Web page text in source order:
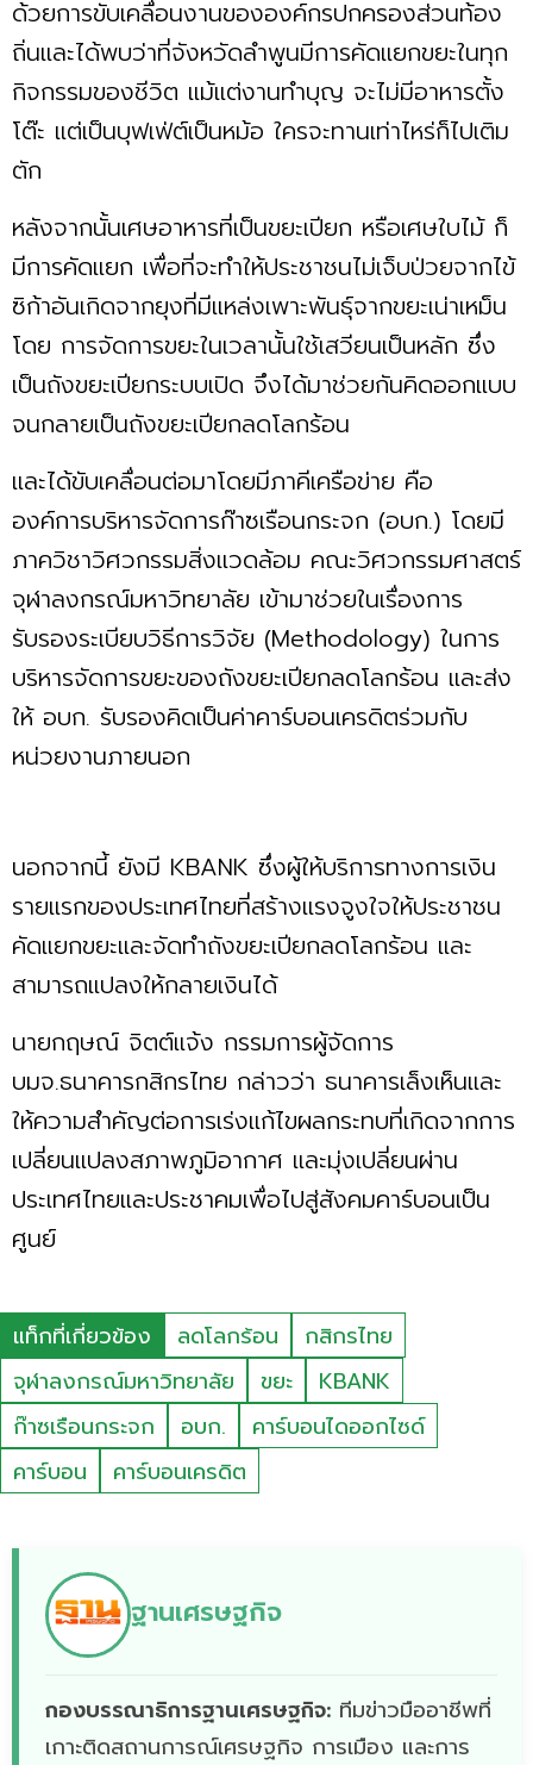
ด้วยการขับเคลื่อนงานขององค์กรปกครองส่วนท้อง
ถิ่นและได้พบว่าที่จังหวัดลำพูนมีการคัดแยกขยะในทุก
กิจกรรมของชีวิต แม้แต่งานทำบุญ จะไม่มีอาหารตั้ง
โต๊ะ แต่เป็นบุฟเฟ่ต์เป็นหม้อ ใครจะทานเท่าไหร่ก็ไปเติม
ตัก
หลังจากนั้นเศษอาหารที่เป็นขยะเปียก หรือเศษใบไม้ ก็
มีการคัดแยก เพื่อที่จะทำให้ประชาชนไม่เจ็บป่วยจากไข้
ซิก้าอันเกิดจากยุงที่มีแหล่งเพาะพันธุ์จากขยะเน่าเหม็น
โดย การจัดการขยะในเวลานั้นใช้เสวียนเป็นหลัก ซึ่ง
เป็นถังขยะเปียกระบบเปิด จึงได้มาช่วยกันคิดออกแบบ
จนกลายเป็นถังขยะเปียกลดโลกร้อน
และได้ขับเคลื่อนต่อมาโดยมีภาคีเครือข่าย คือ
องค์การบริหารจัดการก๊าซเรือนกระจก (อบก.) โดยมี
ภาควิชาวิศวกรรมสิ่งแวดล้อม คณะวิศวกรรมศาสตร์
จุฬาลงกรณ์มหาวิทยาลัย เข้ามาช่วยในเรื่องการ
รับรองระเบียบวิธีการวิจัย (Methodology) ในการ
บริหารจัดการขยะของถังขยะเปียกลดโลกร้อน และส่ง
ให้ อบก. รับรองคิดเป็นค่าคาร์บอนเครดิตร่วมกับ
หน่วยงานภายนอก
นอกจากนี้ ยังมี KBANK ซึ่งผู้ให้บริการทางการเงิน
รายแรกของประเทศไทยที่สร้างแรงจูงใจให้ประชาชน
คัดแยกขยะและจัดทำถังขยะเปียกลดโลกร้อน และ
สามารถแปลงให้กลายเงินได้
นายกฤษณ์ จิตต์แจ้ง กรรมการผู้จัดการ
บมจ.ธนาคารกสิกรไทย กล่าวว่า ธนาคารเล็งเห็นและ
ให้ความสำคัญต่อการเร่งแก้ไขผลกระทบที่เกิดจากการ
เปลี่ยนแปลงสภาพภูมิอากาศ และมุ่งเปลี่ยนผ่าน
ประเทศไทยและประชาคมเพื่อไปสู่สังคมคาร์บอนเป็น
ศูนย์
แท็กที่เกี่ยวข้อง ลดโลกร้อน
กสิกรไทย
จุฬาลงกรณ์มหาวิทยาลัย
ขยะ
KBANK
ก๊าซเรือนกระจก
อบก.
คาร์บอนไดออกไซด์
คาร์บอน
คาร์บอนเครดิต
ฐานเศรษฐกิจ
กองบรรณาธิการฐานเศรษฐกิจ: ทีมข่าวมืออาชีพที่
เกาะติดสถานการณ์เศรษฐกิจ การเมือง และการ